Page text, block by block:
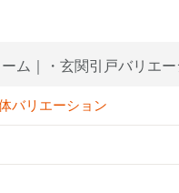
ム｜・玄関引戸バリエー
バリエーション